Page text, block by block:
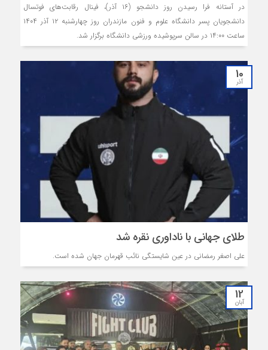
در آستانه فرا رسیدن روز دانشجو (۱۶ آذر)، فینال رقابت‌های فوتسال
دانشجویان پسر دانشگاه علوم و فنون مازندران روز چهارشنبه ۱۲ آذر ۱۴۰۴
ساعت ۱۴:۰۰ در سالن سرپوشیده ورزشی دانشگاه برگزار شد.
10
آذر
طلای جهانی با ناداوری نقره شد
علی اصغر رمضانی در عین شایستگی نائب قهرمان جهان شده است.
12
آبان